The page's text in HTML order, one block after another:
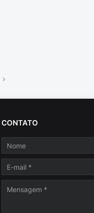
CONTATO